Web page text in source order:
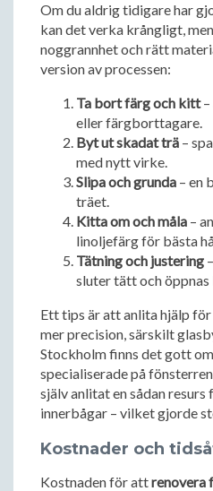
Om du aldrig tidigare har
kan det verka krångligt,
noggrannhet och rätt
version av processen:
Ta bort färg och kitt–
eller färgborttagare.
Byt ut skadat trä –
med nytt virke.
Slipa och grunda – en
träet.
Kitta om och måla –
linoljefärg för bästa
Tätning och justering
sluter tätt och öppnas
Ett tips är att anlita hjälp
mer precision, särskilt
Stockholm finns det gott
specialiserade på
själv anlitat en sådan
innerbågar – vilket gjorde
Kostnader och
Kostnaden för attrenovera